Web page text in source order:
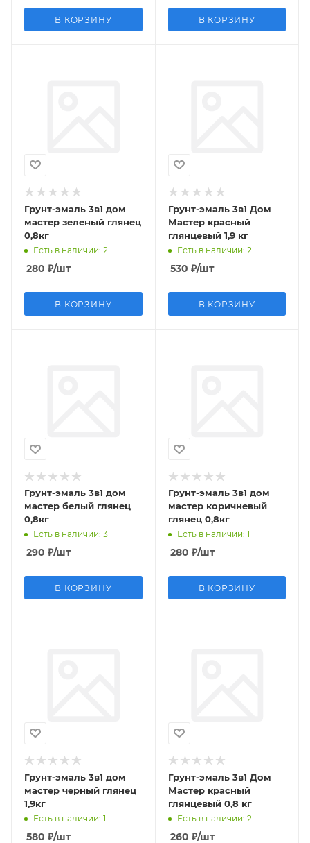
В КОРЗИНУ В КОРЗИНУ
Грунт-эмаль 3в1 дом
мастер зеленый глянец
0,8кг
Есть в наличии: 2
280 ₽/шт
В КОРЗИНУ
Грунт-эмаль 3в1 Дом
Мастер красный
глянцевый 1,9 кг
Есть в наличии: 2
530 ₽/шт
В КОРЗИНУ
Грунт-эмаль 3в1 дом
мастер белый глянец
0,8кг
Есть в наличии: 3
290 ₽/шт
В КОРЗИНУ
Грунт-эмаль 3в1 дом
мастер коричневый
глянец 0,8кг
Есть в наличии: 1
280 ₽/шт
В КОРЗИНУ
Грунт-эмаль 3в1 дом
мастер черный глянец
1,9кг
Есть в наличии: 1
580 ₽/шт
Грунт-эмаль 3в1 Дом
Мастер красный
глянцевый 0,8 кг
Есть в наличии: 2
260 ₽/шт